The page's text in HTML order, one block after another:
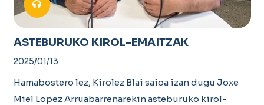
ASTEBURUKO KIROL-EMAITZAK
2025/01/13
Hamabostero lez, Kirolez Blai saioa izan dugu Joxe
Miel Lopez Arruabarrenarekin asteburuko kirol-